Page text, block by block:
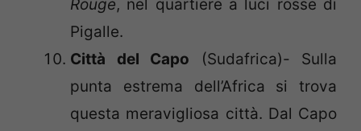
Rouge, nel quartiere a luci rosse di
Pigalle.
Città del Capo (Sudafrica)- Sulla
punta estrema dell’Africa si trova
questa meravigliosa città. Dal Capo